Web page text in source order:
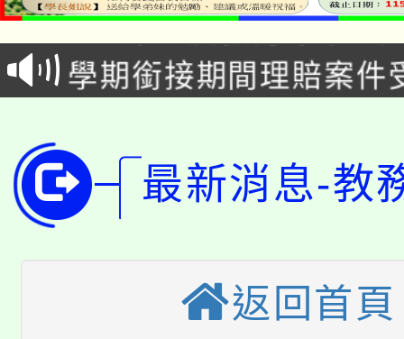
會
115年食農教育專業人
程
學期銜接期間理賠案件
版
淨零綠領人才培育課程
公告本校115學年度第
代理(課)教師甄選結果(
「2026金融保險知識
生本土語及新住民語歌
公告本校115學年度第
最新消息-教
返回首頁